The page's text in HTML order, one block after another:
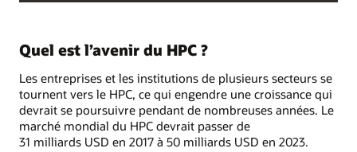
Quel est l’avenir du HPC ?
Les entreprises et les institutions de plusieurs secteurs se
tournent vers le HPC, ce qui engendre une croissance qui
devrait se poursuivre pendant de nombreuses années. Le
marché mondial du HPC devrait passer de
31 milliards USD en 2017 à 50 milliards USD en 2023.